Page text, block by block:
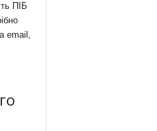
ПІБ
email,